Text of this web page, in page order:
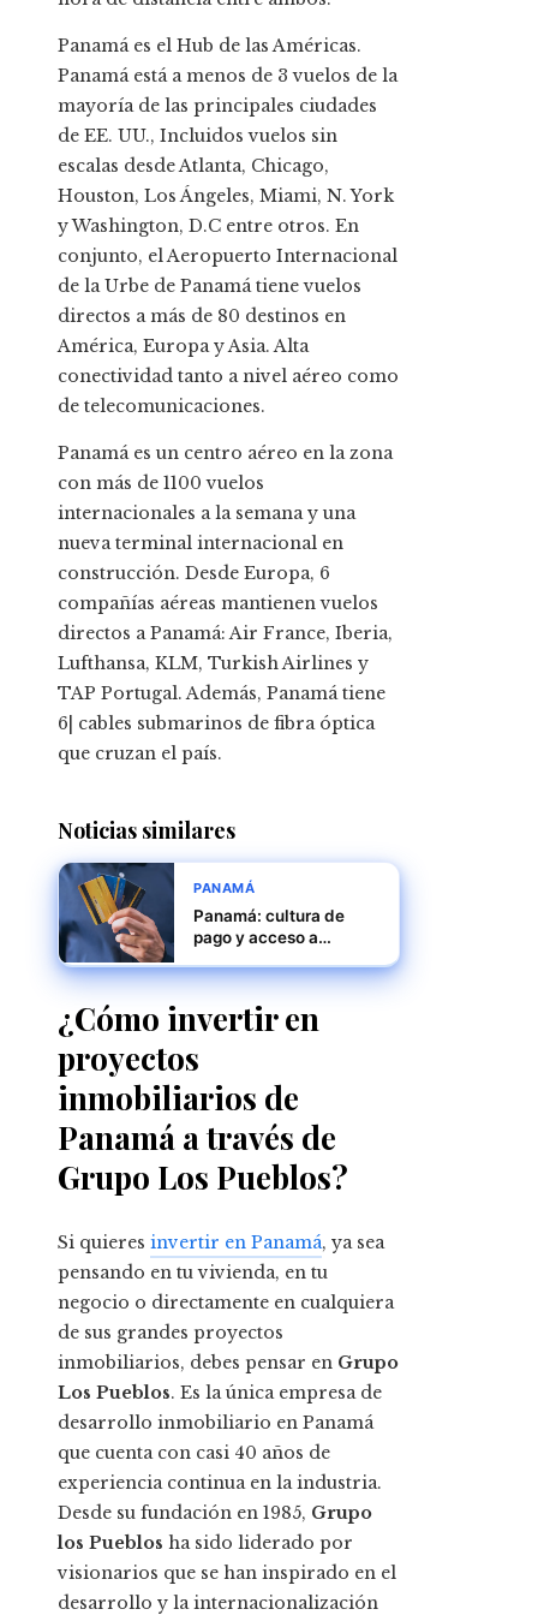
Panamá es el Hub de las Américas.
Panamá está a menos de 3 vuelos de la
mayoría de las principales ciudades
de EE. UU., Incluidos vuelos sin
escalas desde Atlanta, Chicago,
Houston, Los Ángeles, Miami, N. York
y Washington, D.C entre otros. En
conjunto, el Aeropuerto Internacional
de la Urbe de Panamá tiene vuelos
directos a más de 80 destinos en
América, Europa y Asia. Alta
conectividad tanto a nivel aéreo como
de telecomunicaciones.
Panamá es un centro aéreo en la zona
con más de 1100 vuelos
internacionales a la semana y una
nueva terminal internacional en
construcción. Desde Europa, 6
compañías aéreas mantienen vuelos
directos a Panamá: Air France, Iberia,
Lufthansa, KLM, Turkish Airlines y
TAP Portugal. Además, Panamá tiene
6| cables submarinos de fibra óptica
que cruzan el país.
Noticias similares
PANAMÁ
Panamá: cultura de
pago y acceso a
que define
oportunidades
¿Cómo invertir en
proyectos
inmobiliarios de
Panamá a través de
Grupo Los Pueblos?
Si quieres invertir en Panamá, ya sea
pensando en tu vivienda, en tu
negocio o directamente en cualquiera
de sus grandes proyectos
inmobiliarios, debes pensar en Grupo
Los Pueblos. Es la única empresa de
desarrollo inmobiliario en Panamá
que cuenta con casi 40 años de
experiencia continua en la industria.
Desde su fundación en 1985, Grupo
los Pueblos ha sido liderado por
visionarios que se han inspirado en el
desarrollo y la internacionalización